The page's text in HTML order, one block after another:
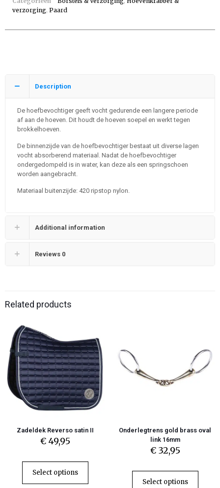
verzorging, Paard
Description
De hoefbevochtiger geeft vocht gedurende een langere periode
af aan de hoeven. Dit houdt de hoeven soepel en werkt tegen
brokkelhoeven.
De binnenzijde van de hoefbevochtiger bestaat uit diverse lagen
vocht absorberend materiaal. Nadat de hoefbevochtiger
ondergedompeld is in water, kan deze als een springschoen
worden aangebracht.
Materiaal buitenzijde: 420 ripstop nylon.
Additional information
Reviews 0
Related products
Zadeldek Reverso satin II
€49,95
Select options
Onderlegtrens gold brass oval
link 16mm
€32,95
Select options